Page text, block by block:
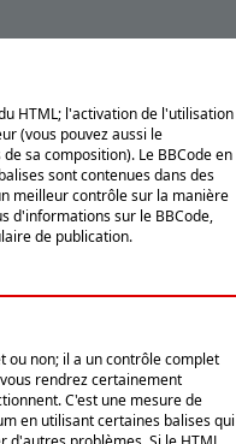
HTML; l'activation de l'utilisation
(vous pouvez aussi le
sa composition). Le BBCode en
sont contenues dans des
meilleur contrôle sur la manière
d'informations sur le BBCode,
de publication.
ou non; il a un contrôle complet
rendrez certainement
C'est une mesure de
en utilisant certaines balises qui